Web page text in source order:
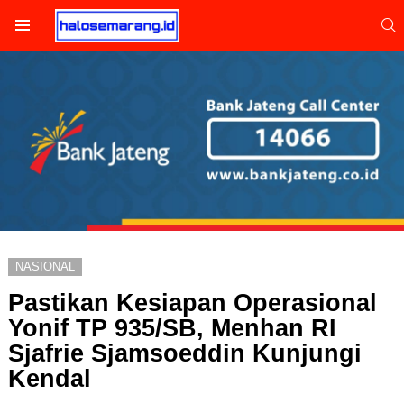
NASIONAL
Pastikan Kesiapan Operasional
Yonif TP 935/SB, Menhan RI
Sjafrie Sjamsoeddin Kunjungi
Kendal